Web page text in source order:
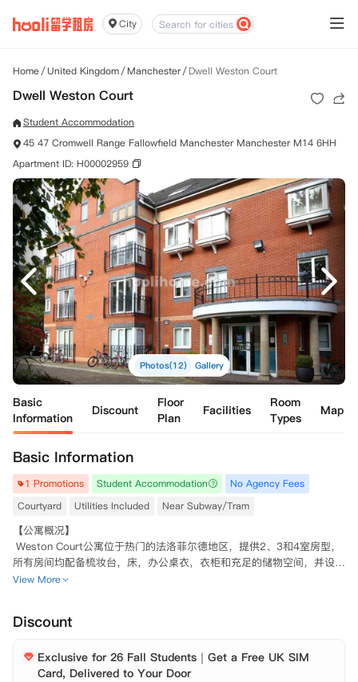
City
Home/United Kingdom/Manchester/Dwell Weston Court
Dwell Weston Court
Student Accommodation
45 47 Cromwell Range Fallowfield Manchester Manchester M14 6HH
Apartment ID: H00002959
Photos(12) Gallery
Basic
Information
Discount
Floor
Plan
Facilities
Room
Types
Map
Basic Information
1 Promotions Student Accommodation
No Agency Fees
Courtyard
Utilities Included Near Subway/Tram
【公寓概况】
Weston Court公寓位于热门的法洛菲尔德地区，提供2、3和4室房型，
所有房间均配备梳妆台，床，办公桌衣，衣柜和充足的储物空间，并设有
共用厨房、浴室和休息区。公寓还配备了TV和许可证！
心解决入住时所遇到的困难。全包式租金，省去了后顾之忧。
University of Manchester: 公交约十五分钟。
Manchester Metropolitan University: 公交约二十分钟。
View More
Discount
Exclusive for 26 Fall Students｜Get a Free UK SIM
Card, Delivered to Your Door